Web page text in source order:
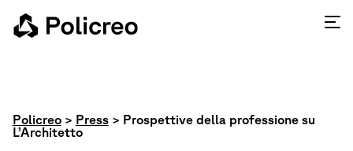
Policreo> Press> Prospettive della professione su
L’Architetto